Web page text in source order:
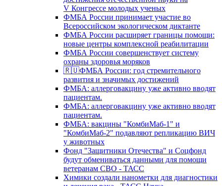
V Конгрессе молодых ученых
ФМБА России принимает участие во
Всероссийском экологическом диктанте
ФМБА России расширяет границы помощи:
новые центры комплексной реабилитации
ФМБА России совершенствует систему
охраны здоровья моряков
🇷🇺ФМБА России: год стремительного
развития и значимых достижений
ФМБА: аллерговакцину уже активно вводят
пациентам.
ФМБА: аллерговакцину уже активно вводят
пациентам.
ФМБА: вакцины "КомбиМаб-1" и
"КомбиМаб-2" подавляют репликацию ВИЧ
у животных
Фонд "Защитники Отечества" и Соцфонд
будут обмениваться данными для помощи
ветеранам СВО - ТАСС
Химики создали нанометки для диагностики